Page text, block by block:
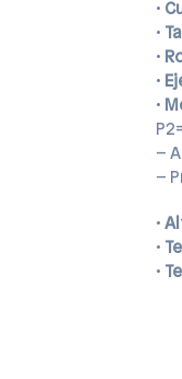
•
•
•
•
•
–
–
•
•
•